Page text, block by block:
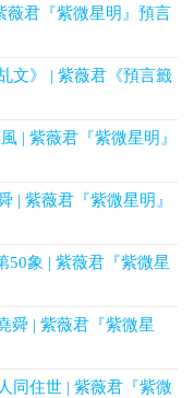
薇君『紫微星明』預言
文》 | 紫薇君《預言籤
| 紫薇君『紫微星明』
| 紫薇君『紫微星明』
50象 | 紫薇君『紫微星
舜 | 紫薇君『紫微星
同住世 | 紫薇君『紫微